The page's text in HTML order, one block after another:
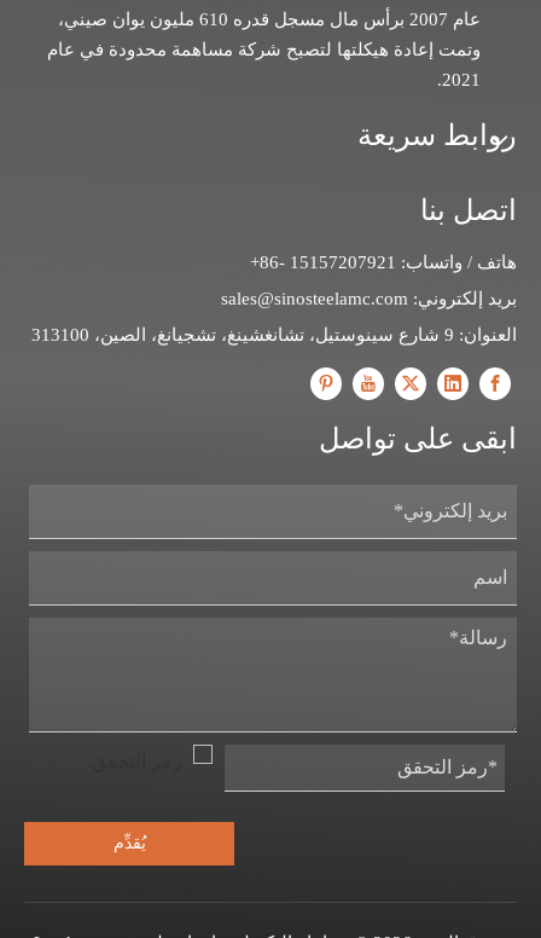
عام 2007 برأس مال مسجل قدره 610 مليون يوان صيني،
وتمت إعادة هيكلتها لتصبح شركة مساهمة محدودة في عام
2021.
روابط سريعة
اتصل بنا
هاتف / واتساب: 15157207921 -86+
بريد إلكتروني: sales@sinosteelamc.com
العنوان: 9 شارع سينوستيل، تشانغشينغ، تشجيانغ، الصين، 313100
ابقى على تواصل
يُقدِّم